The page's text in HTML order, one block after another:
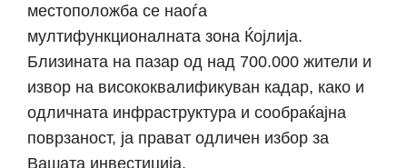
местоположба се наоѓа
мултифункционалната зона Ќојлија.
Близината на пазар од над 700.000 жители и
извор на висококвалификуван кадар, како и
одличната инфраструктура и сообраќајна
поврзаност, ја прават одличен избор за
Вашата инвестиција.